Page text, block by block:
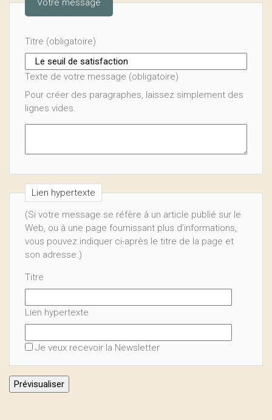
Votre message
Titre (obligatoire)
Texte de votre message (obligatoire)
Pour créer des paragraphes, laissez simplement des
lignes vides.
Lien hypertexte
(Si votre message se réfère à un article publié sur le
Web, ou à une page fournissant plus d’informations,
vous pouvez indiquer ci-après le titre de la page et
son adresse.)
Titre
Lien hypertexte
Je veux recevoir la Newsletter